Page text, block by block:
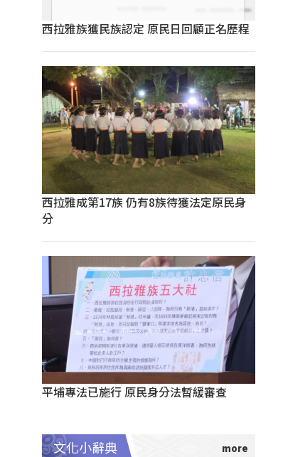
西拉雅族獲民族認定 原民日回顧正名歷程
西拉雅成第17族 仍有8族待獲法定原民身
分
平埔專法已施行 原民身分法暫緩審查
文化小辭典